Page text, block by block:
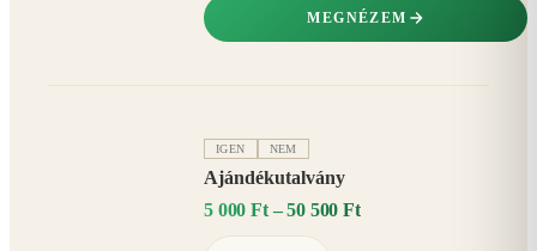
MEGNÉZEM
IGEN NEM
Ajándékutalvány
5 000 Ft – 50 500 Ft